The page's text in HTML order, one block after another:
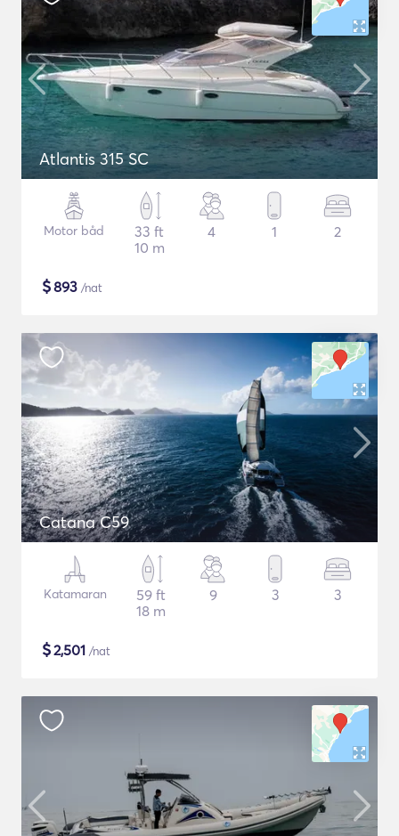
Atlantis 315 SC
Motor båd
33 ft
10 m
4 1 2
$893 /nat
Catana C59
Katamaran
59 ft
18 m
9 3 3
$2,501 /nat